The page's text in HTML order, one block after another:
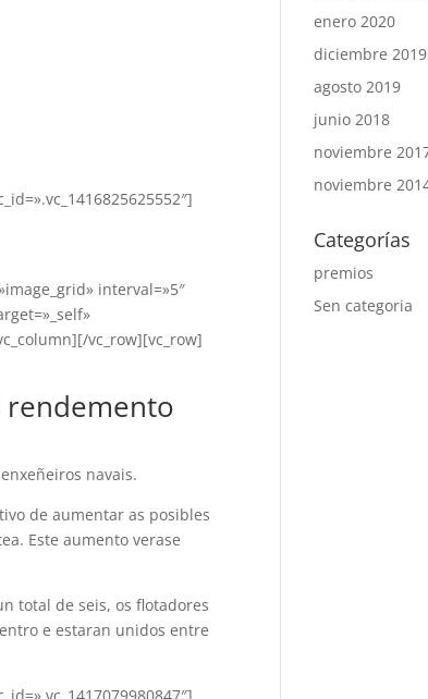
interval=»5″
vc_row][vc_row]
rendemento
navais.
de aumentar as posibles
Este aumento verase
total de seis, os flotadores
e estaran unidos entre
enero 2020
diciembre 2019
agosto 2019
junio 2018
noviembre
noviembre
Categorías
premios
Sen categoria